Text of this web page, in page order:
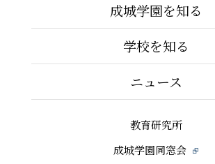
成城学園を知る
学校を知る
ニュース
教育研究所
成城学園同窓会